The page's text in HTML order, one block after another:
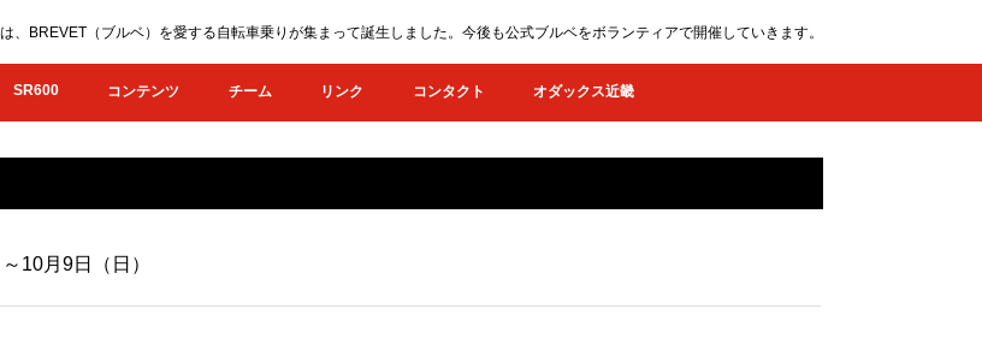
、BREVET（ブルベ）を愛する自転車乗りが集まって誕生しました。今後も公式ブルベをボランティアで開催していきます。
SR600 コンテンツ チーム リンク コンタクト オダックス近畿
10月9日（日）